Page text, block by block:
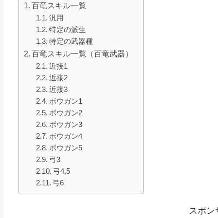
百竜スキル一覧
汎用
特定の派生
特定の武器種
百竜スキル一覧（百竜武器）
近接1
近接2
近接3
ボウガン1
ボウガン2
ボウガン3
ボウガン4
ボウガン5
弓3
弓4,5
弓6
スポン